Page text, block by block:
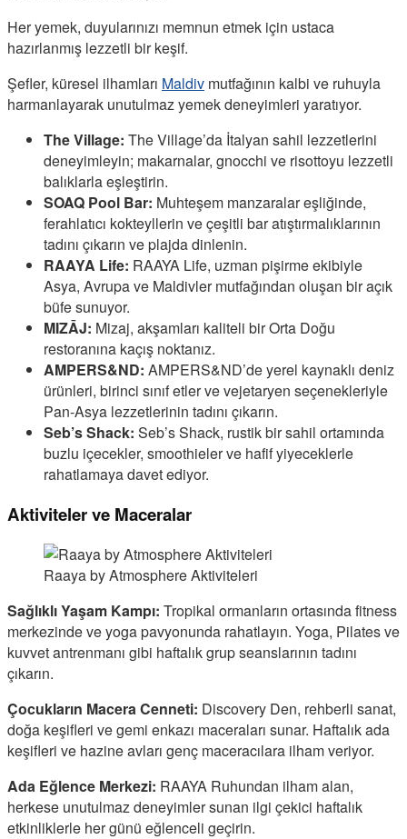
Her yemek, duyularınızı memnun etmek için ustaca
hazırlanmış lezzetli bir keşif.
Şefler, küresel ilhamları Maldiv mutfağının kalbi ve ruhuyla
harmanlayarak unutulmaz yemek deneyimleri yaratıyor.
The Village: The Village’da İtalyan sahil lezzetlerini
deneyimleyin; makarnalar, gnocchi ve risottoyu lezzetli
balıklarla eşleştirin.
SOAQ Pool Bar: Muhteşem manzaralar eşliğinde,
ferahlatıcı kokteyllerin ve çeşitli bar atıştırmalıklarının
tadını çıkarın ve plajda dinlenin.
RAAYA Life: RAAYA Life, uzman pişirme ekibiyle
Asya, Avrupa ve Maldivler mutfağından oluşan bir açık
büfe sunuyor.
MIZĀJ: Mizaj, akşamları kaliteli bir Orta Doğu
restoranına kaçış noktanız.
AMPERS&ND: AMPERS&ND’de yerel kaynaklı deniz
ürünleri, birinci sınıf etler ve vejetaryen seçenekleriyle
Pan-Asya lezzetlerinin tadını çıkarın.
Seb’s Shack: Seb’s Shack, rustik bir sahil ortamında
buzlu içecekler, smoothieler ve hafif yiyeceklerle
rahatlamaya davet ediyor.
Aktiviteler ve Maceralar
Raaya by Atmosphere Aktiviteleri
Sağlıklı Yaşam Kampı: Tropikal ormanların ortasında fitness
merkezinde ve yoga pavyonunda rahatlayın. Yoga, Pilates ve
kuvvet antrenmanı gibi haftalık grup seanslarının tadını
çıkarın.
Çocukların Macera Cenneti: Discovery Den, rehberli sanat,
doğa keşifleri ve gemi enkazı maceraları sunar. Haftalık ada
keşifleri ve hazine avları genç maceracılara ilham veriyor.
Ada Eğlence Merkezi: RAAYA Ruhundan ilham alan,
herkese unutulmaz deneyimler sunan ilgi çekici haftalık
etkinliklerle her günü eğlenceli geçirin.